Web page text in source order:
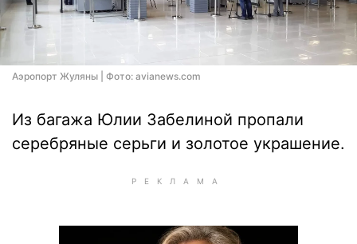
Аэропорт Жуляны | Фото: avianews.com
Из багажа Юлии Забелиной пропали
серебряные серьги и золотое украшение.